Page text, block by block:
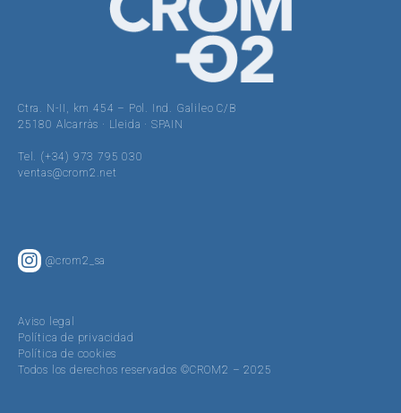
Ctra. N-II, km 454 – Pol. Ind. Galileo C/B
25180 Alcarràs · Lleida · SPAIN
Tel. (+34) 973 795 030
ventas@crom2.net
@crom2_sa
Aviso legal
Política de privacidad
Política de cookies
Todos los derechos reservados ©CROM2 – 2025